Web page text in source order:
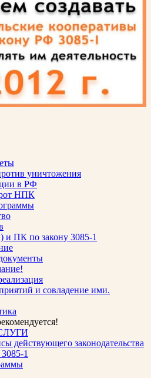
уничтожения
в РФ
НПК
и ПК по закону 3085-1
и совладение ими.
действующего законодательства
1